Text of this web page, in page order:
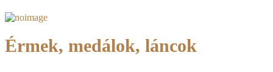
Érmek, medálok, láncok